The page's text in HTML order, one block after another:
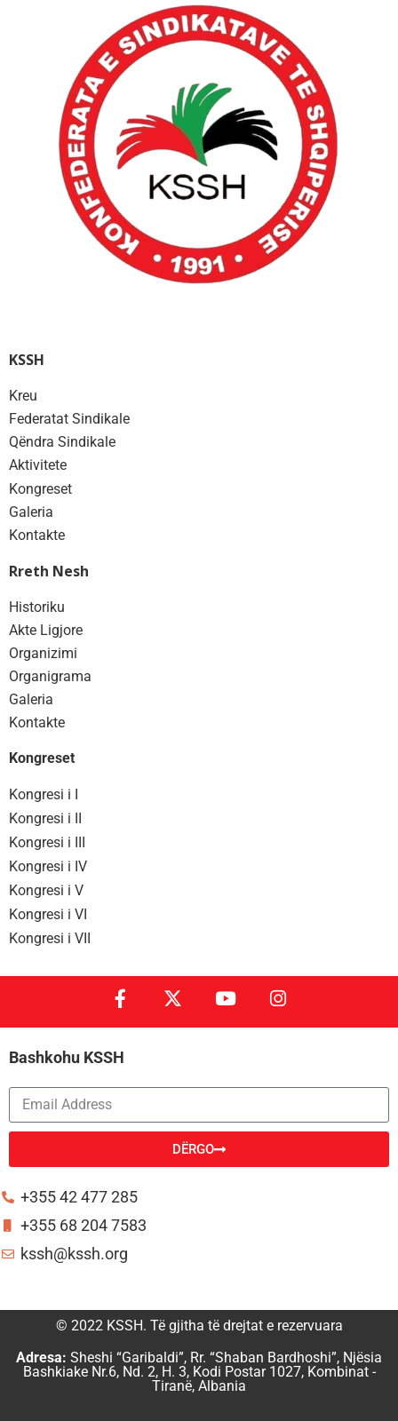
KSSH
Kreu
Federatat Sindikale
Qëndra Sindikale
Aktivitete
Kongreset
Galeria
Kontakte
Rreth Nesh
Historiku
Akte Ligjore
Organizimi
Organigrama
Galeria
Kontakte
Kongreset
Kongresi i I
Kongresi i II
Kongresi i III
Kongresi i IV
Kongresi i V
Kongresi i VI
Kongresi i VII
Bashkohu KSSH
DËRGO
+355 42 477 285
+355 68 204 7583
kssh@kssh.org
© 2022 KSSH. Të gjitha të drejtat e rezervuara
Adresa: Sheshi “Garibaldi”, Rr. “Shaban Bardhoshi”, Njësia
Bashkiake Nr.6, Nd. 2, H. 3, Kodi Postar 1027, Kombinat -
Tiranë, Albania